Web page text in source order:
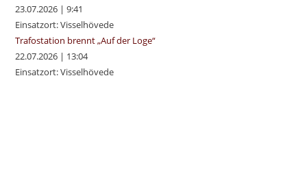
23.07.2026 |9:41
Einsatzort: Visselhövede
Trafostation brennt „Auf der Loge“
22.07.2026 | 13:04
Einsatzort: Visselhövede